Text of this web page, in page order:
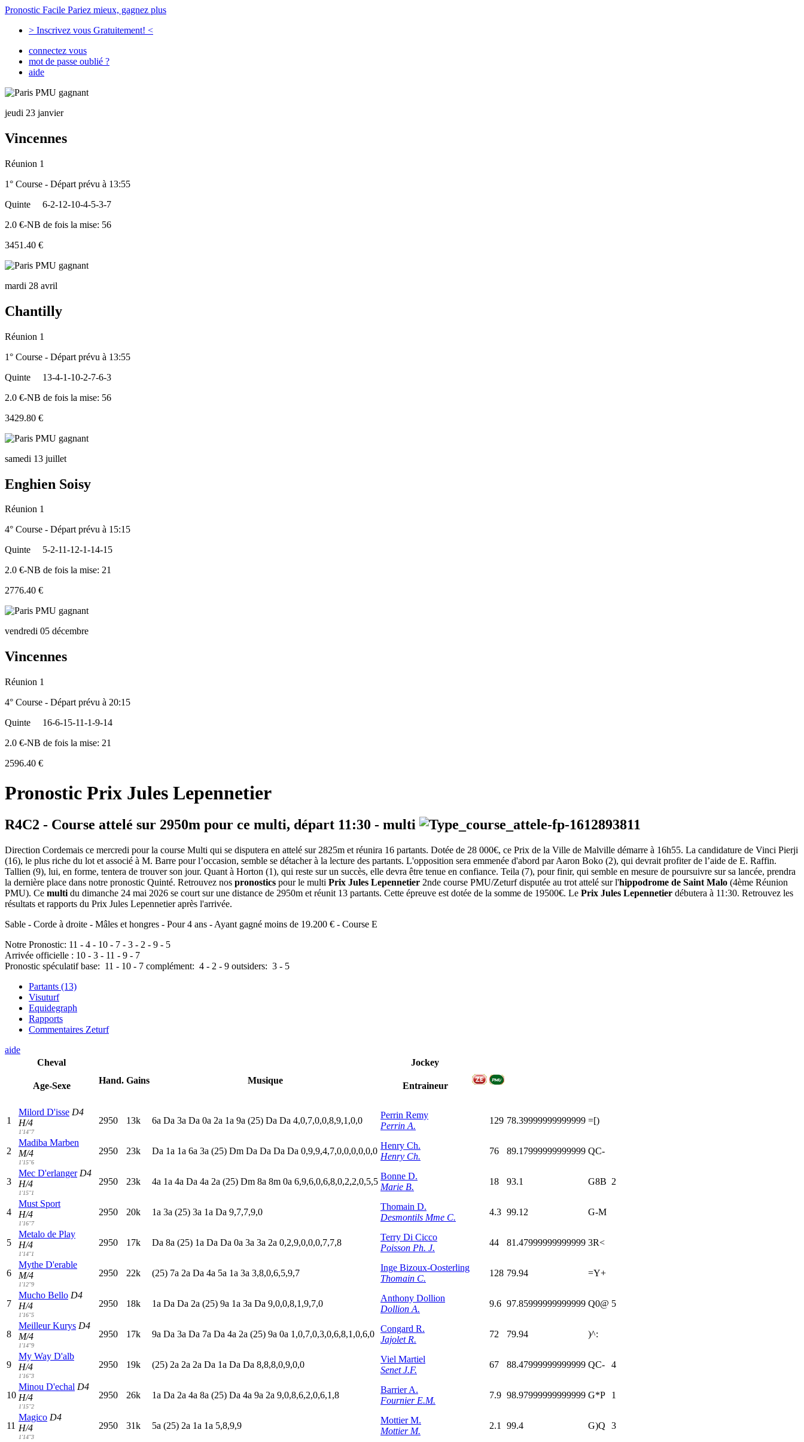
Pronostic Facile Pariez mieux, gagnez plus
> Inscrivez vous Gratuitement! <
connectez vous
mot de passe oublié ?
aide
jeudi 23 janvier
Vincennes
Réunion 1
1° Course - Départ prévu à 13:55
Quinte
6-2-12-10-4-5-3-7
2.0 €-NB de fois la mise: 56
3451.40 €
mardi 28 avril
Chantilly
Réunion 1
1° Course - Départ prévu à 13:55
Quinte
13-4-1-10-2-7-6-3
2.0 €-NB de fois la mise: 56
3429.80 €
samedi 13 juillet
Enghien Soisy
Réunion 1
4° Course - Départ prévu à 15:15
Quinte
5-2-11-12-1-14-15
2.0 €-NB de fois la mise: 21
2776.40 €
vendredi 05 décembre
Vincennes
Réunion 1
4° Course - Départ prévu à 20:15
Quinte
16-6-15-11-1-9-14
2.0 €-NB de fois la mise: 21
2596.40 €
Pronostic Prix Jules Lepennetier
R4C2 - Course attelé sur 2950m pour ce multi, départ 11:30 - multi
Direction Cordemais ce mercredi pour la course Multi qui se disputera en attelé sur 2825m et réunira 16 partants. Dotée de 28 000€, ce Prix de la Ville de Malville démarre à 16h55. La candidature de Vinci Pierji
(16), le plus riche du lot et associé à M. Barre pour l’occasion, semble se détacher à la lecture des partants. L'opposition sera emmenée d'abord par Aaron Boko (2), qui devrait profiter de l’aide de E. Raffin.
Tallien (9), lui, en forme, tentera de trouver son jour. Quant à Horton (1), qui reste sur un succès, elle devra être tenue en confiance. Teila (7), pour finir, qui semble en mesure de poursuivre sur sa lancée, prendra
la dernière place dans notre pronostic Quinté. Retrouvez nos pronostics pour le multi Prix Jules Lepennetier 2nde course PMU/Zeturf disputée au trot attelé sur l'hippodrome de Saint Malo (4ème Réunion
PMU). Ce multi du dimanche 24 mai 2026 se court sur une distance de 2950m et réunit 13 partants. Cette épreuve est dotée de la somme de 19500€. Le Prix Jules Lepennetier débutera à 11:30. Retrouvez les
résultats et rapports du Prix Jules Lepennetier après l'arrivée.
Sable - Corde à droite - Mâles et hongres - Pour 4 ans - Ayant gagné moins de 19.200 € - Course E
Notre Pronostic: 11 - 4 - 10 - 7 - 3 - 2 - 9 - 5
Arrivée officielle : 10 - 3 - 11 - 9 - 7
Pronostic spéculatif base: 11 - 10 - 7 complément: 4 - 2 - 9 outsiders: 3 - 5
Partants (13)
Visuturf
Equidegraph
Rapports
Commentaires Zeturf
aide
Cheval
Age-Sexe
Hand. Gains Musique
Jockey
Entraineur
1
Milord D'isse D4
H/4
1'14"7
2950 13k 6a Da 3a Da 0a 2a 1a 9a (25) Da Da 4,0,7,0,0,8,9,1,0,0
Perrin Remy
Perrin A.
129 78.39999999999999 =[)
2
Madiba Marben
M/4
1'15"6
2950 23k Da 1a 1a 6a 3a (25) Dm Da Da Da Da 0,9,9,4,7,0,0,0,0,0,0
Henry Ch.
Henry Ch.
76 89.17999999999999 QC-
3
Mec D'erlanger D4
H/4
1'15"1
2950 23k 4a 1a 4a Da 4a 2a (25) Dm 8a 8m 0a 6,9,6,0,6,8,0,2,2,0,5,5
Bonne D.
Marie B.
18 93.1 G8B 2
4
Must Sport
H/4
1'16"7
2950 20k 1a 3a (25) 3a 1a Da 9,7,7,9,0
Thomain D.
Desmontils Mme C.
4.3 99.12 G-M
5
Metalo de Play
H/4
1'14"1
2950 17k Da 8a (25) 1a Da Da 0a 3a 3a 2a 0,2,9,0,0,0,7,7,8
Terry Di Cicco
Poisson Ph. J.
44 81.47999999999999 3R<
6
Mythe D'erable
M/4
1'12"9
2950 22k (25) 7a 2a Da 4a 5a 1a 3a 3,8,0,6,5,9,7
Inge Bizoux-Oosterling
Thomain C.
128 79.94 =Y+
7
Mucho Bello D4
H/4
1'16"5
2950 18k 1a Da Da 2a (25) 9a 1a 3a Da 9,0,0,8,1,9,7,0
Anthony Dollion
Dollion A.
9.6 97.85999999999999 Q0@ 5
8
Meilleur Kurys D4
M/4
1'14"9
2950 17k 9a Da 3a Da 7a Da 4a 2a (25) 9a 0a 1,0,7,0,3,0,6,8,1,0,6,0
Congard R.
Jajolet R.
72 79.94 )^:
9
My Way D'alb
H/4
1'16"3
2950 19k (25) 2a 2a 2a Da 1a Da Da 8,8,8,0,9,0,0
Viel Martiel
Senet J.F.
67 88.47999999999999 QC- 4
10
Minou D'echal D4
H/4
1'15"2
2950 26k 1a Da 2a 4a 8a (25) Da 4a 9a 2a 9,0,8,6,2,0,6,1,8
Barrier A.
Fournier E.M.
7.9 98.97999999999999 G*P 1
11
Magico D4
H/4
1'14"3
2950 31k 5a (25) 2a 1a 1a 5,8,9,9
Mottier M.
Mottier M.
2.1 99.4 G)Q 3